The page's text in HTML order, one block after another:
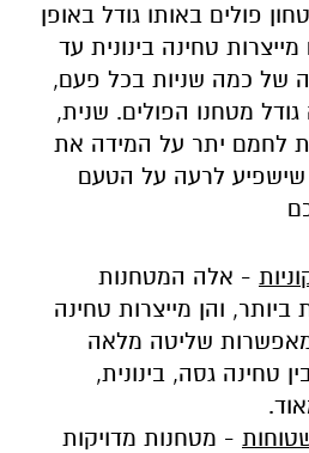
פולים באותו גודל באופן
טחינה בינונית עד
של כמה שניות בכל פעם,
מטחנו הפולים. שנית,
לחמם יתר על המידה את
שישפיע לרעה על הטעם
- אלה המטחנות
ביותר, והן מייצרות טחינה
שליטה מלאה
טחינה גסה, בינונית,
- מטחנות מדויקות